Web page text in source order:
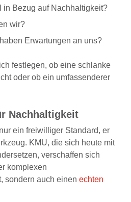
in Bezug auf Nachhaltigkeit?
wir?
Erwartungen an uns?
festlegen, ob eine schlanke
oder ob ein umfassenderer
Nachhaltigkeit
ein freiwilliger Standard, er
KMU, die sich heute mit
verschaffen sich
komplexen
sondern auch einen echten